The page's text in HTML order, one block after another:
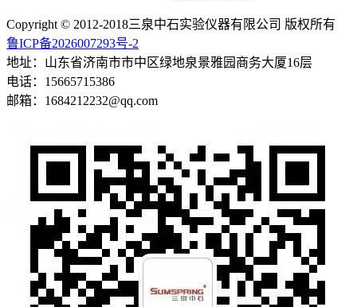
Copyright © 2012-2018三泉中石实验仪器有限公司 版权所有
鲁ICP备2026007293号-2
地址：山东省济南市市中区绿地泉景雅园商务大厦16层
电话：15665715386
邮箱：1684212232@qq.com